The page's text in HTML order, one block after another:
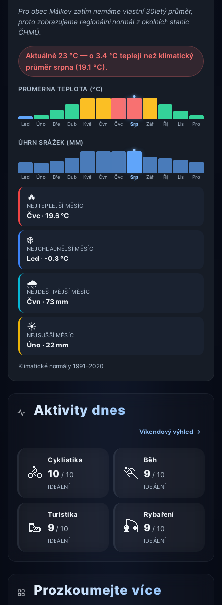
Pro obec Málkov zatím nemáme vlastní 30letý průměr,
proto zobrazujeme regionální normál z okolních stanic
ČHMÚ.
Aktuálně 23 °C — o 3.4 °C tepleji než klimatický
průměr srpna (19.1 °C).
PRŮMĚRNÁ TEPLOTA (°C)
Led Úno Bře Dub Kvě Čvn Čvc Srp Zář Říj Lis Pro
ÚHRN SRÁŽEK (MM)
Led Úno Bře Dub Kvě Čvn Čvc Srp Zář Říj Lis Pro
🔥
NEJTEPLEJŠÍ MĚSÍC
Čvc · 19.6 °C
❄️
NEJCHLADNĚJŠÍ MĚSÍC
Led · -0.8 °C
🌧️
NEJDEŠTIVĚJŠÍ MĚSÍC
Čvn · 73 mm
☀️
NEJSUŠŠÍ MĚSÍC
Úno · 22 mm
Klimatické normály 1991–2020
Aktivity dnes
Víkendový výhled →
🚴
Cyklistika
10 / 10
IDEÁLNÍ
🏃
Běh
9/ 10
IDEÁLNÍ
🥾
Turistika
9 / 10
IDEÁLNÍ
🎣
Rybaření
9/ 10
IDEÁLNÍ
Prozkoumejte více